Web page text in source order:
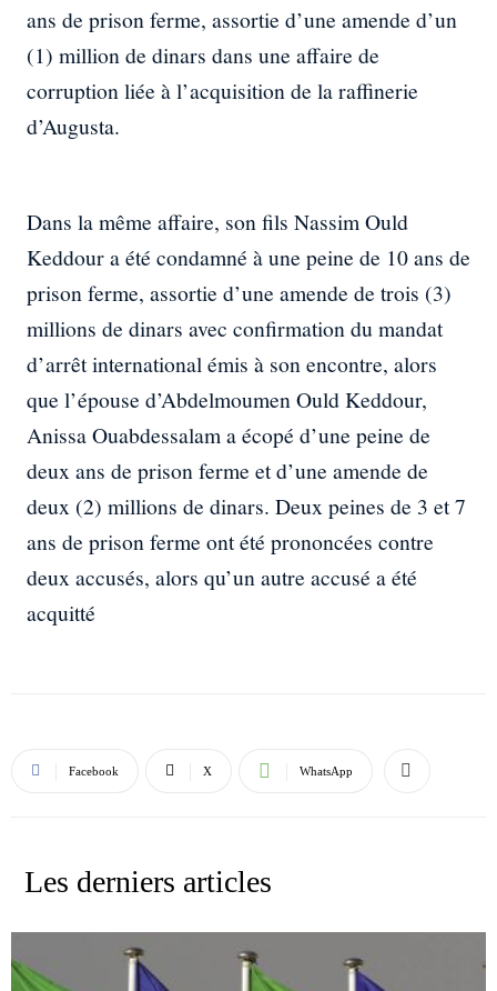
ans de prison ferme, assortie d’une amende d’un
(1) million de dinars dans une affaire de
corruption liée à l’acquisition de la raffinerie
d’Augusta.
Dans la même affaire, son fils Nassim Ould
Keddour a été condamné à une peine de 10 ans de
prison ferme, assortie d’une amende de trois (3)
millions de dinars avec confirmation du mandat
d’arrêt international émis à son encontre, alors
que l’épouse d’Abdelmoumen Ould Keddour,
Anissa Ouabdessalam a écopé d’une peine de
deux ans de prison ferme et d’une amende de
deux (2) millions de dinars. Deux peines de 3 et 7
ans de prison ferme ont été prononcées contre
deux accusés, alors qu’un autre accusé a été
acquitté
Facebook X WhatsApp
Les derniers articles